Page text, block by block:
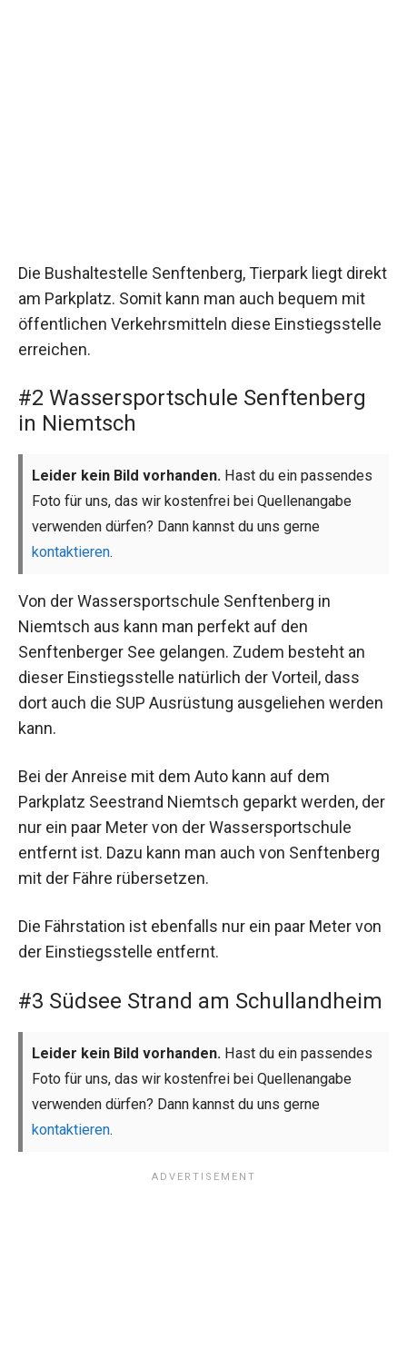
Die Bushaltestelle Senftenberg, Tierpark liegt direkt
am Parkplatz. Somit kann man auch bequem mit
öffentlichen Verkehrsmitteln diese Einstiegsstelle
erreichen.
#2 Wassersportschule Senftenberg
in Niemtsch
Leider kein Bild vorhanden. Hast du ein passendes
Foto für uns, das wir kostenfrei bei Quellenangabe
verwenden dürfen? Dann kannst du uns gerne
kontaktieren.
Von der Wassersportschule Senftenberg in
Niemtsch aus kann man perfekt auf den
Senftenberger See gelangen. Zudem besteht an
dieser Einstiegsstelle natürlich der Vorteil, dass
dort auch die SUP Ausrüstung ausgeliehen werden
kann.
Bei der Anreise mit dem Auto kann auf dem
Parkplatz Seestrand Niemtsch geparkt werden, der
nur ein paar Meter von der Wassersportschule
entfernt ist. Dazu kann man auch von Senftenberg
mit der Fähre rübersetzen.
Die Fährstation ist ebenfalls nur ein paar Meter von
der Einstiegsstelle entfernt.
#3 Südsee Strand am Schullandheim
Leider kein Bild vorhanden. Hast du ein passendes
Foto für uns, das wir kostenfrei bei Quellenangabe
verwenden dürfen? Dann kannst du uns gerne
kontaktieren.